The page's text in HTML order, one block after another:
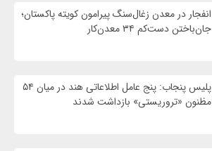
انفجار در معدن زغال‌سنگ پیرامون کویته پاکستان؛
جان‌باختن دست‌کم ۳۴ معدن‌کار
پلیس پنجاب: پنج عامل اطلاعاتی هند در میان ۵۴
مظنون «تروریستی» بازداشت شدند